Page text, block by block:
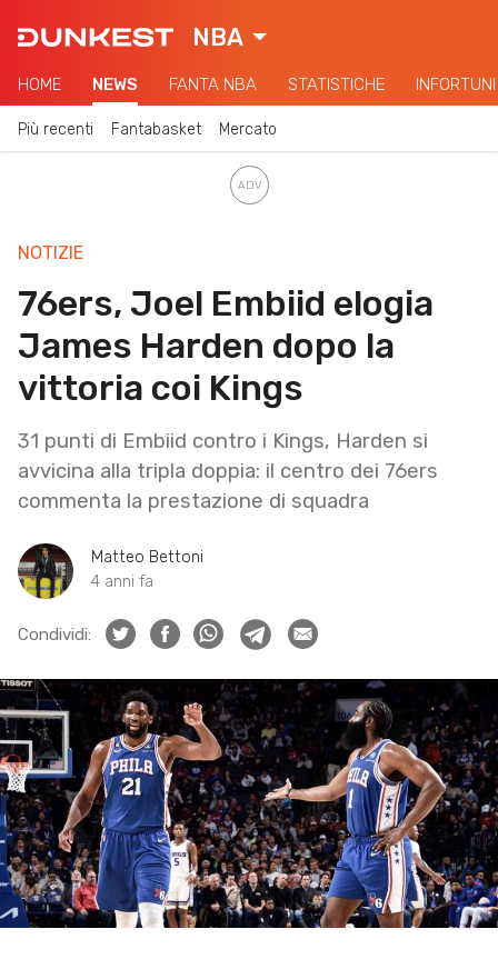
NBA
HOME NEWS FANTA NBA STATISTICHE INFORTUNI
Più recenti Fantabasket Mercato
NOTIZIE
76ers, Joel Embiid elogia
James Harden dopo la
vittoria coi Kings
31 punti di Embiid contro i Kings, Harden si
avvicina alla tripla doppia: il centro dei 76ers
commenta la prestazione di squadra
Matteo Bettoni
4 anni fa
Condividi: